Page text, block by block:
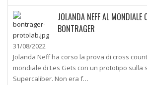
JOLANDA NEFF AL MONDIALE
BONTRAGER
31/08/2022
Jolanda Neff ha corso la prova di cross
mondiale di Les Gets con un prototipo sulla
Supercaliber. Non era f…